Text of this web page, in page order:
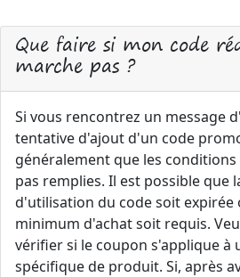
Que faire si mon code
marche pas ?
Si vous rencontrez un message
tentative d'ajout d'un code
généralement que les
pas remplies. Il est possible que
d'utilisation du code soit
minimum d'achat soit requis.
vérifier si le coupon s'applique à
spécifique de produit. Si, après